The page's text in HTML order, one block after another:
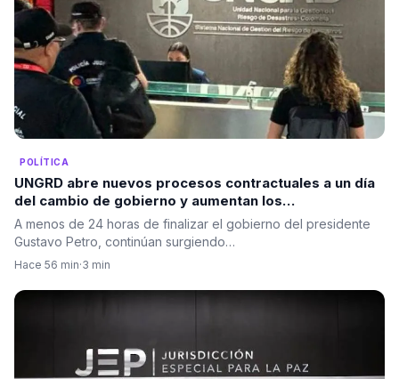
POLÍTICA
UNGRD abre nuevos procesos contractuales a un día
del cambio de gobierno y aumentan los
cuestionamientos sobre la contratación de última
hora
A menos de 24 horas de finalizar el gobierno del presidente
Gustavo Petro, continúan surgiendo…
Hace 56 min·3 min